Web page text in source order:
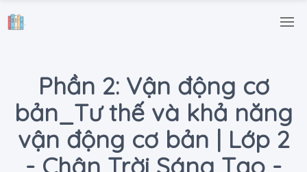
.
Phần 2: Vận động cơ
bản_Tư thế và khả năng
vận động cơ bản | Lớp 2